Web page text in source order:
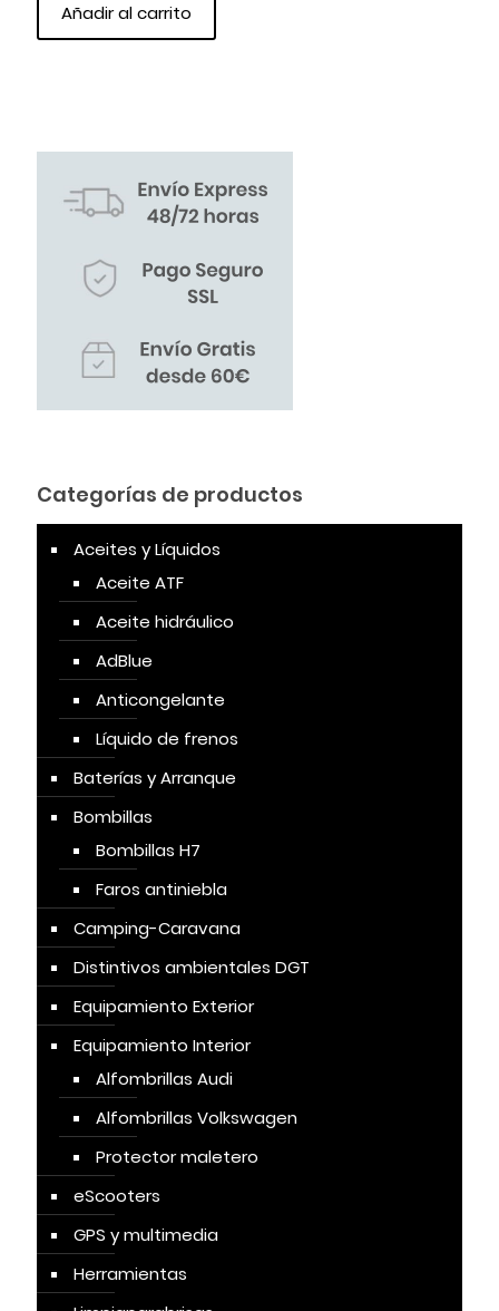
Añadir al carrito
Categorías de productos
Aceites y Líquidos
Aceite ATF
Aceite hidráulico
AdBlue
Anticongelante
Líquido de frenos
Baterías y Arranque
Bombillas
Bombillas H7
Faros antiniebla
Camping-Caravana
Distintivos ambientales DGT
Equipamiento Exterior
Equipamiento Interior
Alfombrillas Audi
Alfombrillas Volkswagen
Protector maletero
eScooters
GPS y multimedia
Herramientas